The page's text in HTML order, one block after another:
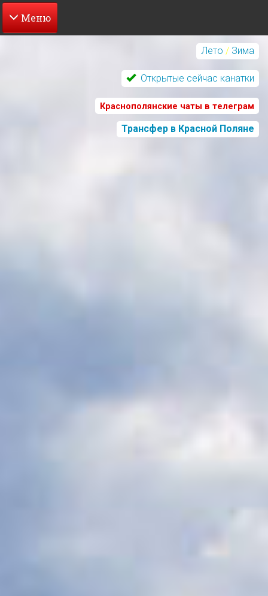
Перейти
Лето / Зима
Открытые сейчас канатки
Краснополянские чаты в телеграм
Трансфер в Красной Поляне